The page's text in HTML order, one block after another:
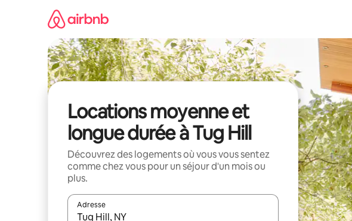
Locations moyenne et
longue durée à Tug Hill
Découvrez des logements où vous vous sentez
comme chez vous pour un séjour d'un mois ou
plus.
Adresse
Lorsque les résultats s'affichent, utilisez les flèches vers le haut et vers